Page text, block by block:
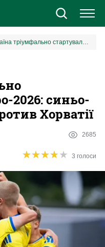
Україна тріумфально стартувала на Євро-2026: синьо-жовті зламали спротив Хорватії
2026: синьо-
Хорватії
2685
★★★★★
★★★★★ 3 голоси